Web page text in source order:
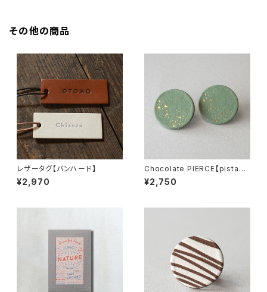
その他の商品
レザータグ【バンハード】
¥2,970
Chocolate PIERCE【pistachi
o】
¥2,750